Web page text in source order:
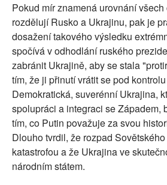
Pokud mír znamená urovnání
rozdělují Rusko a Ukrajinu, pak je
dosažení takového výsledku
spočívá v odhodlání ruského
zabránit Ukrajině, aby se stala
tím, že ji přinutí vrátit se pod
Demokratická, suverénní Ukrajina,
spolupráci a integraci se Západem,
tím, co Putin považuje za svou
Dlouho tvrdil, že rozpad
katastrofou a že Ukrajina ve
národním státem.